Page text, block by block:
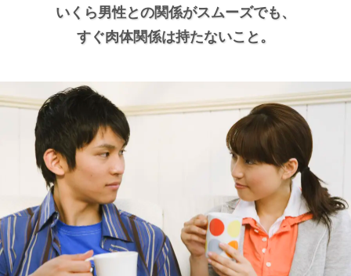
いくら男性との関係がスムーズでも、
すぐ肉体関係は持たないこと。